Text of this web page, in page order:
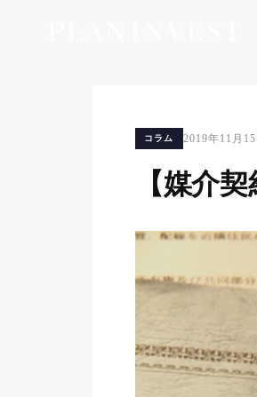
コラム 2019年11月15
【媒介